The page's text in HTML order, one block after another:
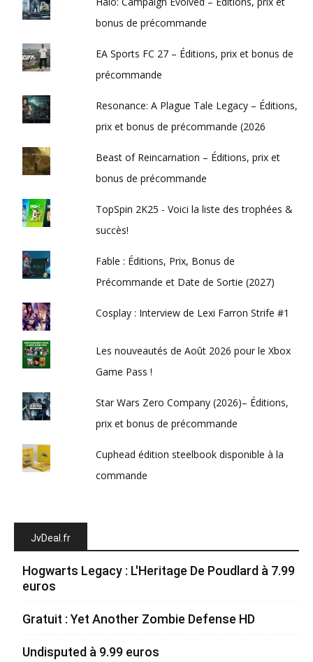
bonus de précommande
EA Sports FC 27 – Éditions, prix et bonus de
précommande
Resonance: A Plague Tale Legacy – Éditions,
prix et bonus de précommande (2026
Beast of Reincarnation – Éditions, prix et
bonus de précommande
TopSpin 2K25 - Voici la liste des trophées &
succès!
Fable : Éditions, Prix, Bonus de
Précommande et Date de Sortie (2027)
Cosplay : Interview de Lexi Farron Strife #1
Les nouveautés de Août 2026 pour le Xbox
Game Pass !
Star Wars Zero Company (2026)– Éditions,
prix et bonus de précommande
Cuphead édition steelbook disponible à la
commande
JvDeal.fr
Hogwarts Legacy : L'Heritage De Poudlard à 7.99
euros
Gratuit : Yet Another Zombie Defense HD
Undisputed à 9.99 euros